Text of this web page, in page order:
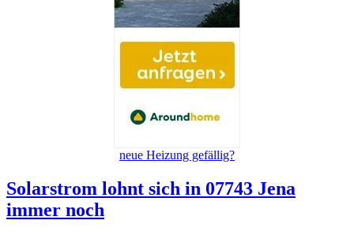
neue Heizung gefällig?
Solarstrom lohnt sich in 07743 Jena
immer noch